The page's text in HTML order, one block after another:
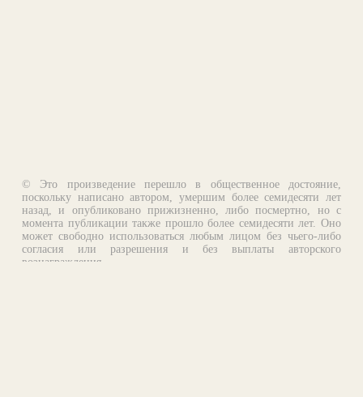
© Это произведение перешло в общественное достояние,
поскольку написано автором, умершим более семидесяти лет
назад, и опубликовано прижизненно, либо посмертно, но с
момента публикации также прошло более семидесяти лет. Оно
может свободно использоваться любым лицом без чьего-либо
согласия или разрешения и без выплаты авторского
вознаграждения.